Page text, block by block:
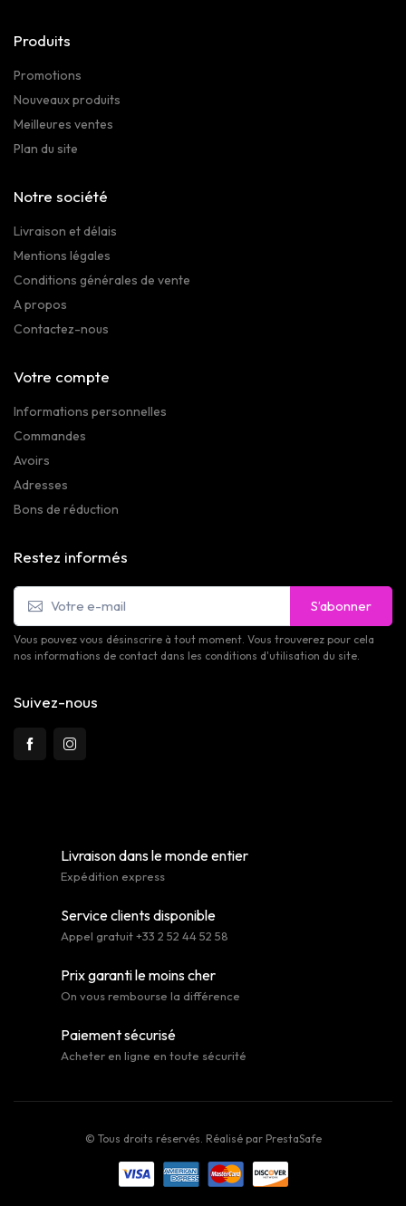
Produits
Promotions
Nouveaux produits
Meilleures ventes
Plan du site
Notre société
Livraison et délais
Mentions légales
Conditions générales de vente
A propos
Contactez-nous
Votre compte
Informations personnelles
Commandes
Avoirs
Adresses
Bons de réduction
Restez informés
S’abonner
Vous pouvez vous désinscrire à tout moment. Vous trouverez pour cela
nos informations de contact dans les conditions d'utilisation du site.
Suivez-nous
Livraison dans le monde entier
Expédition express
Service clients disponible
Appel gratuit +33 2 52 44 52 58
Prix garanti le moins cher
On vous rembourse la différence
Paiement sécurisé
Acheter en ligne en toute sécurité
© Tous droits réservés. Réalisé par PrestaSafe